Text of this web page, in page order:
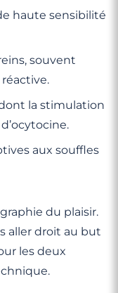
haute sensibilité
souvent
la stimulation
aux souffles
du plaisir.
aller droit au but
les deux